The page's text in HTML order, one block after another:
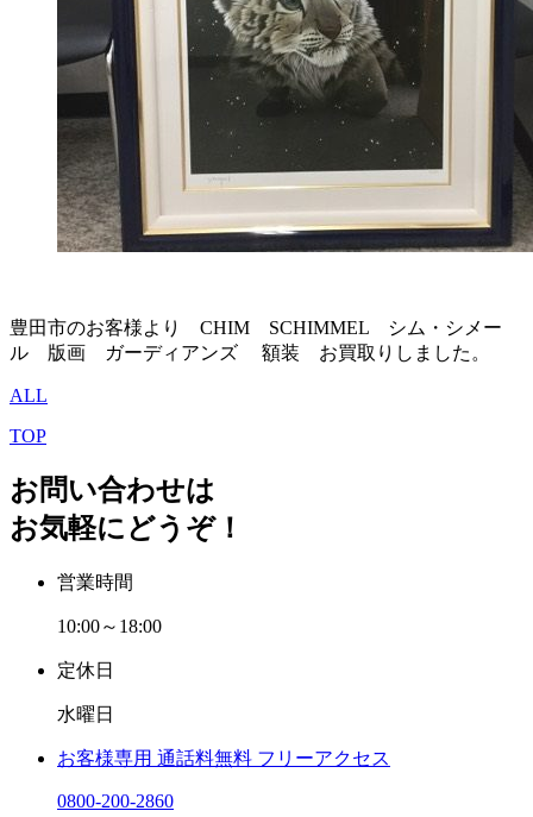
豊田市のお客様より CHIM SCHIMMEL シム・シメー
ル 版画 ガーディアンズ 額装 お買取りしました。
ALL
TOP
お問い合わせは
お気軽にどうぞ！
営業時間
10:00～18:00
定休日
水曜日
お客様専用 通話料無料 フリーアクセス
0800-200-2860